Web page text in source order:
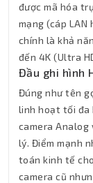
được mã hóa
mạng (cáp
chính là khả
đến 4K (Ultra
Đầu ghi hình
Đúng như tên
linh hoạt tối đa
camera Analog
lý. Điểm mạnh
toán kinh tế
camera cũ